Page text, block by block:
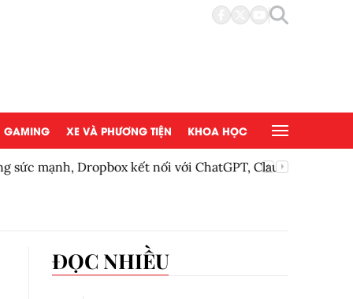
GAMING XE VÀ PHƯƠNG TIỆN KHOA HỌC
nối với ChatGPT, Claude và Gemini
ĐỌC NHIỀU